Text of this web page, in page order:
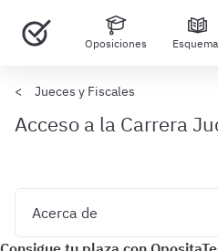
Oposiciones
Jueces y Fiscales
Acceso a la Carrera